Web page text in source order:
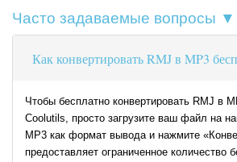
Часто задаваемые вопросы ▼
Как конвертировать RMJ в MP3
Чтобы бесплатно конвертировать RMJ в
Coolutils, просто загрузите ваш файл на
MP3 как формат вывода и нажмите
предоставляет ограниченное количество